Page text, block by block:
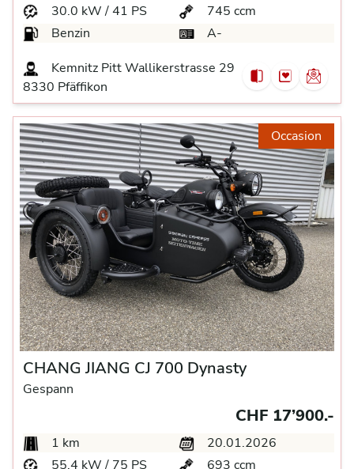
30.0 kW / 41 PS
745 ccm
Benzin
A-
Kemnitz Pitt Wallikerstrasse 29
8330 Pfäffikon
Occasion
CHANG JIANG CJ 700 Dynasty
Gespann
CHF 17’900.-
1 km
20.01.2026
55.4 kW / 75 PS
693 ccm